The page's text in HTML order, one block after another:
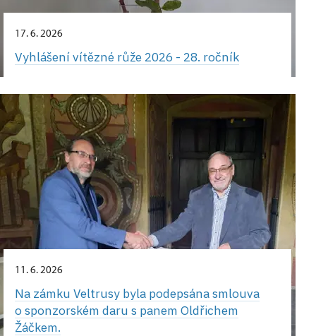
17. 6. 2026
Vyhlášení vítězné růže 2026 - 28. ročník
11. 6. 2026
Na zámku Veltrusy byla podepsána smlouva
o sponzorském daru s panem Oldřichem
Žáčkem.